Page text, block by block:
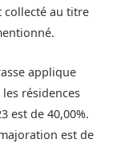
collecté au titre
applique
résidences
est de 40,00%.
est de